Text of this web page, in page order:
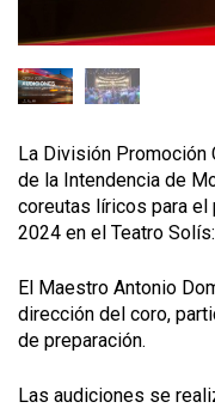
La División Promoción
de la Intendencia de
coreutas líricos para el
2024 en el Teatro
El Maestro Antonio
dirección del coro,
de preparación.
Las audiciones se